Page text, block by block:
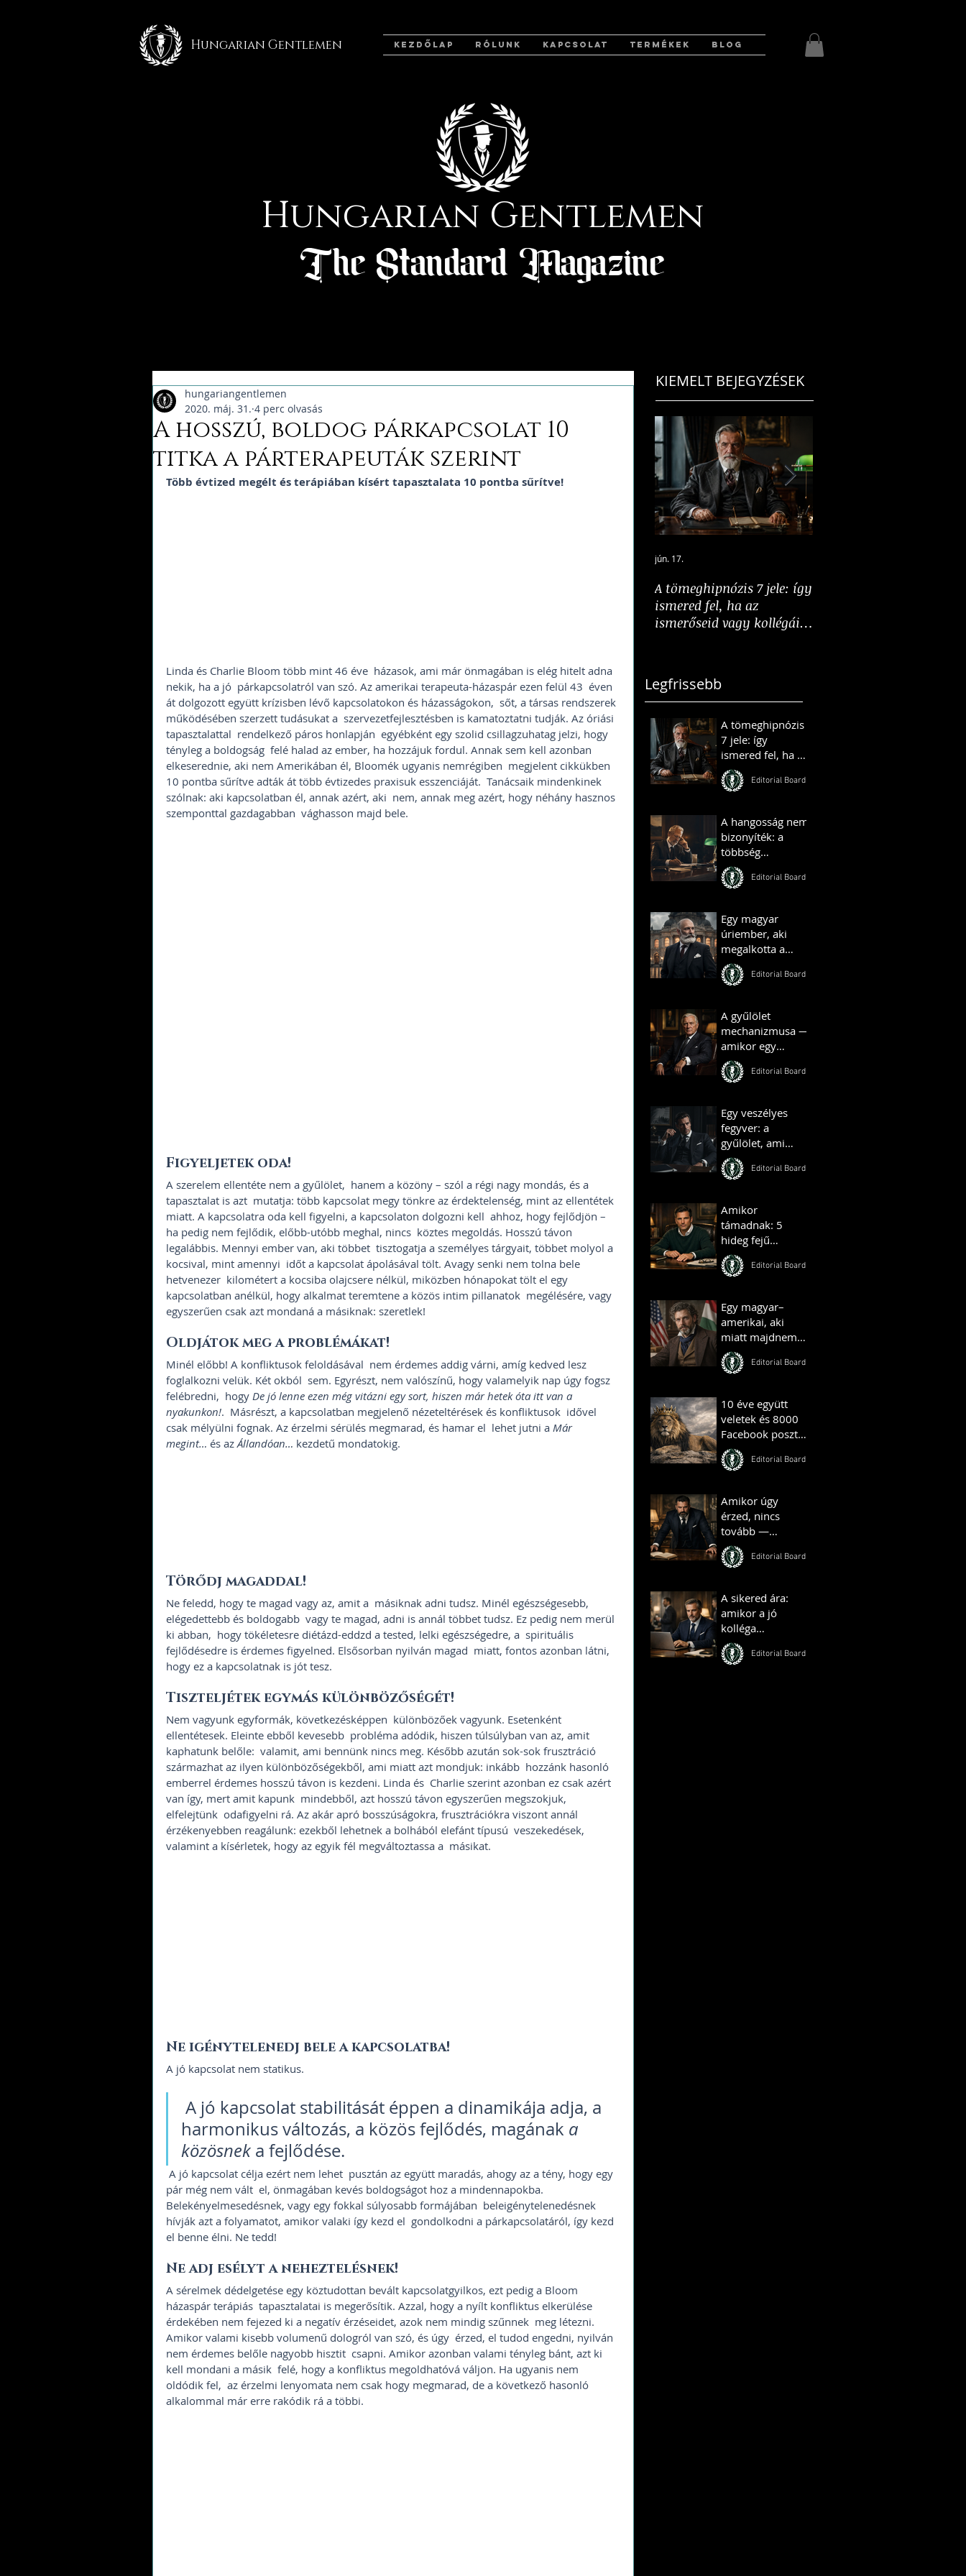
Hungarian Gentlemen KEZDŐLAP RÓLUNK KAPCSOLAT TERMÉKEK BLOG
Hungarian Gentlemen
The Standard Magazine
A hosszú, boldog párkapcsolat 10
titka a párterapeuták szerint
hungariangentlemen
2020. máj. 31. 4 perc olvasás
Több évtized megélt és terápiában kísért tapasztalata 10 pontba sűrítve!
Linda és Charlie Bloom több mint 46 éve  házasok, ami már önmagában is elég hitelt adna
nekik, ha a jó  párkapcsolatról van szó. Az amerikai terapeuta-házaspár ezen felül 43  éven
át dolgozott együtt krízisben lévő kapcsolatokon és házasságokon,  sőt, a társas rendszerek
működésében szerzett tudásukat a  szervezetfejlesztésben is kamatoztatni tudják. Az óriási
tapasztalattal  rendelkező páros honlapján  egyébként egy szolid csillagzuhatag jelzi, hogy
tényleg a boldogság  felé halad az ember, ha hozzájuk fordul. Annak sem kell azonban
elkeserednie, aki nem Amerikában él, Bloomék ugyanis nemrégiben  megjelent cikkükben
10 pontba sűrítve adták át több évtizedes praxisuk esszenciáját.  Tanácsaik mindenkinek
szólnak: aki kapcsolatban él, annak azért, aki  nem, annak meg azért, hogy néhány hasznos
szemponttal gazdagabban  vághasson majd bele.
Figyeljetek oda!
A szerelem ellentéte nem a gyűlölet,  hanem a közöny – szól a régi nagy mondás, és a
tapasztalat is azt  mutatja: több kapcsolat megy tönkre az érdektelenség, mint az ellentétek
miatt. A kapcsolatra oda kell figyelni, a kapcsolaton dolgozni kell  ahhoz, hogy fejlődjön –
ha pedig nem fejlődik, előbb-utóbb meghal, nincs  köztes megoldás. Hosszú távon
legalábbis. Mennyi ember van, aki többet  tisztogatja a személyes tárgyait, többet molyol a
kocsival, mint amennyi  időt a kapcsolat ápolásával tölt. Avagy senki nem tolna bele
hetvenezer  kilométert a kocsiba olajcsere nélkül, miközben hónapokat tölt el egy
kapcsolatban anélkül, hogy alkalmat teremtene a közös intim pillanatok  megélésére, vagy
egyszerűen csak azt mondaná a másiknak: szeretlek!
Oldjátok meg a problémákat!
Minél előbb! A konfliktusok feloldásával  nem érdemes addig várni, amíg kedved lesz
foglalkozni velük. Két okból  sem. Egyrészt, nem valószínű, hogy valamelyik nap úgy fogsz
felébredni,  hogy De jó lenne ezen még vitázni egy sort, hiszen már hetek óta itt van a
nyakunkon!.  Másrészt, a kapcsolatban megjelenő nézeteltérések és konfliktusok  idővel
csak mélyülni fognak. Az érzelmi sérülés megmarad, és hamar el  lehet jutni a Már
megint… és az Állandóan… kezdetű mondatokig.
Törődj magaddal!
Ne feledd, hogy te magad vagy az, amit a  másiknak adni tudsz. Minél egészségesebb,
elégedettebb és boldogabb  vagy te magad, adni is annál többet tudsz. Ez pedig nem merül
ki abban,  hogy tökéletesre diétázd-eddzd a tested, lelki egészségedre, a  spirituális
fejlődésedre is érdemes figyelned. Elsősorban nyilván magad  miatt, fontos azonban látni,
hogy ez a kapcsolatnak is jót tesz.
Tiszteljétek egymás különbözőségét!
Nem vagyunk egyformák, következésképpen  különbözőek vagyunk. Esetenként
ellentétesek. Eleinte ebből kevesebb  probléma adódik, hiszen túlsúlyban van az, amit
kaphatunk belőle:  valamit, ami bennünk nincs meg. Később azután sok-sok frusztráció
származhat az ilyen különbözőségekből, ami miatt azt mondjuk: inkább  hozzánk hasonló
emberrel érdemes hosszú távon is kezdeni. Linda és  Charlie szerint azonban ez csak azért
van így, mert amit kapunk  mindebből, azt hosszú távon egyszerűen megszokjuk,
elfelejtünk  odafigyelni rá. Az akár apró bosszúságokra, frusztrációkra viszont annál
érzékenyebben reagálunk: ezekből lehetnek a bolhából elefánt típusú  veszekedések,
valamint a kísérletek, hogy az egyik fél megváltoztassa a  másikat.
Ne igénytelenedj bele a kapcsolatba!
A jó kapcsolat nem statikus.
harmonikus változás, a közös fejlődés, magának a
közösnek a fejlődése.
pár még nem vált  el, önmagában kevés boldogságot hoz a mindennapokba.
Belekényelmesedésnek, vagy egy fokkal súlyosabb formájában  beleigénytelenedésnek
hívják azt a folyamatot, amikor valaki így kezd el  gondolkodni a párkapcsolatáról, így kezd
el benne élni. Ne tedd!
Ne adj esélyt a neheztelésnek!
A sérelmek dédelgetése egy köztudottan bevált kapcsolatgyilkos, ezt pedig a Bloom
házaspár terápiás  tapasztalatai is megerősítik. Azzal, hogy a nyílt konfliktus elkerülése
érdekében nem fejezed ki a negatív érzéseidet, azok nem mindig szűnnek  meg létezni.
Amikor valami kisebb volumenű dologról van szó, és úgy  érzed, el tudod engedni, nyilván
nem érdemes belőle nagyobb hisztit  csapni. Amikor azonban valami tényleg bánt, azt ki
kell mondani a másik  felé, hogy a konfliktus megoldhatóvá váljon. Ha ugyanis nem
oldódik fel,  az érzelmi lenyomata nem csak hogy megmarad, de a következő hasonló
alkalommal már erre rakódik rá a többi.
KIEMELT BEJEGYZÉSEK
A tömeghipnózis 7 jele: így
ismered fel, ha az
ismerőseid vagy kollégáid
jún. 17.
Legfrissebb
A tömeghipnózis
7 jele: így
ismered fel, ha az
ismerőseid vagy
kollégáid
alatt állnak
Editorial Board
A hangosság nem
bizonyíték: a
többség
illúziójának
pszichológiája
Editorial Board
Egy magyar
úriember, aki
megalkotta a
királyok
Budapestjét –
Alajos története
Editorial Board
A gyűlölet
mechanizmusa —
amikor egy
társadalom
önmaga ellen
Editorial Board
Egy veszélyes
fegyver: a
gyűlölet, ami
bárkit egy
táborba terel
Editorial Board
Amikor
támadnak: 5
hideg fejű
reakció, ami
azonnal föléd
Editorial Board
Egy magyar–
amerikai, aki
miatt majdnem
háború tört ki –
és egy másik, aki
Amerikában
Editorial Board
10 éve együtt
veletek és 8000
Facebook poszt
— Hungarian
GentlemenEditorial Board
Amikor úgy
érzed, nincs
tovább —
valójában ott
kezdődik minden
Editorial Board
A sikered ára:
amikor a jó
kolléga
ellenséggé válik
Editorial Board